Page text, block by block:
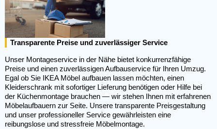
Transparente Preise und zuverlässiger Service
Unser Montageservice in der Nähe bietet konkurrenzfähige
Preise und einen zuverlässigen Aufbauservice für Ihren Umzug.
Egal ob Sie IKEA Möbel aufbauen lassen möchten, einen
Kleiderschrank mit sofortiger Lieferung benötigen oder Hilfe bei
der Küchenmontage brauchen — wir stehen Ihnen mit erfahrenen
Möbelaufbauern zur Seite. Unsere transparente Preisgestaltung
und unser professioneller Service gewährleisten eine
reibungslose und stressfreie Möbelmontage.